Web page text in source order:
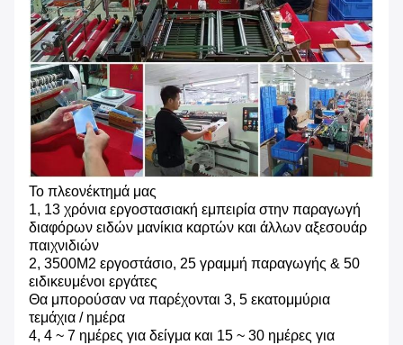
Το πλεονέκτημά μας
1, 13 χρόνια εργοστασιακή εμπειρία στην παραγωγή
διαφόρων ειδών μανίκια καρτών και άλλων αξεσουάρ
παιχνιδιών
2, 3500M2 εργοστάσιο, 25 γραμμή παραγωγής & 50
ειδικευμένοι εργάτες
Θα μπορούσαν να παρέχονται 3, 5 εκατομμύρια
τεμάχια / ημέρα
4, 4 ~ 7 ημέρες για δείγμα και 15 ~ 30 ημέρες για